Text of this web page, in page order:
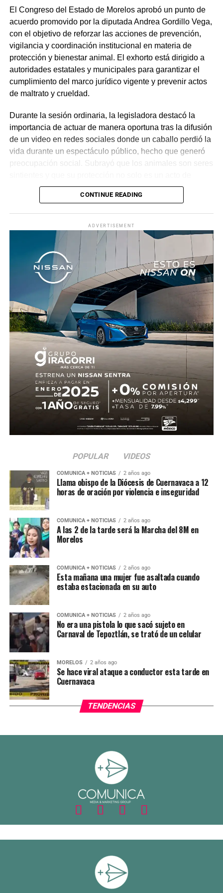
El Congreso del Estado de Morelos aprobó un punto de
acuerdo promovido por la diputada Andrea Gordillo Vega,
con el objetivo de reforzar las acciones de prevención,
vigilancia y coordinación institucional en materia de
protección y bienestar animal. El exhorto está dirigido a
autoridades estatales y municipales para garantizar el
cumplimiento del marco jurídico vigente y prevenir actos
de maltrato y crueldad.
Durante la sesión ordinaria, la legisladora destacó la
importancia de actuar de manera oportuna tras la difusión
de un video en redes sociales donde un caballo perdió la
vida durante un espectáculo público, hecho que generó
preocupación social. Subrayó que los animales son seres
sensibilidad, sino una obligación constitucional, por lo
que llamó a las instituciones a ejercer sus facultades con
El acuerdo exhorta a dependencias como la Secretaría
de Desarrollo Sustentable, la Procuraduría de Protección
al Ambiente, la Fiscalía General del Estado y los
municipios, en particular al Ayuntamiento de Jojutla, a
reforzar la supervisión en eventos con animales e
investigar posibles irregularidades. Asimismo, contó con
el respaldo de diversas y diversos legisladores, quienes
coincidieron en que es necesario fortalecer la aplicación
de la ley para evitar que se repitan este tipo de hechos.
CONTINUE READING
ADVERTISEMENT
POPULAR VIDEOS
COMUNICA + NOTICIAS 2 años ago
Llama obispo de la Diócesis de Cuernavaca a 12
horas de oración por violencia e inseguridad
COMUNICA + NOTICIAS 2 años ago
A las 2 de la tarde será la Marcha del 8M en
Morelos
COMUNICA + NOTICIAS 2 años ago
Esta mañana una mujer fue asaltada cuando
estaba estacionada en su auto
COMUNICA + NOTICIAS 2 años ago
No era una pistola lo que sacó sujeto en
Carnaval de Tepoztlán, se trató de un celular
MORELOS 2 años ago
Se hace viral ataque a conductor esta tarde en
Cuernavaca
TENDENCIAS